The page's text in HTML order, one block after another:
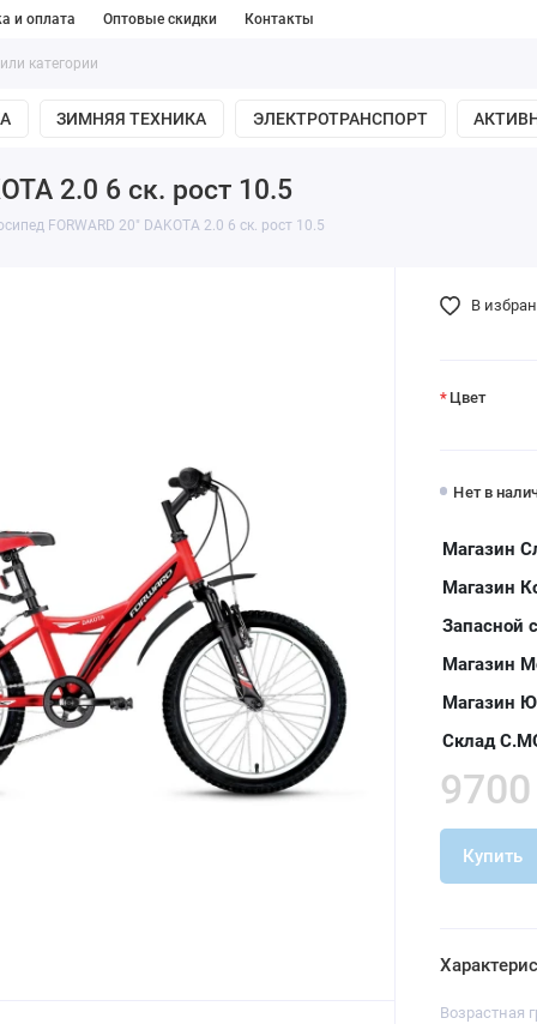
и оплата Оптовые скидки Контакты
ЗИМНЯЯ ТЕХНИКА ЭЛЕКТРОТРАНСПОРТ
2.0 6 ск. рост 10.5
FORWARD 20" DAKOTA 2.0 6 ск. рост 10.5
Нет в
Магазин
Магазин
Запасной
Магазин
Магазин
Склад
Купить
В
Цвет
Возрастная